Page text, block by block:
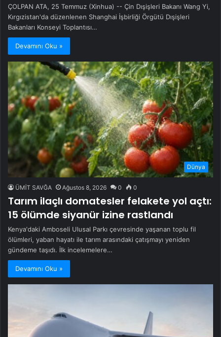
ÇOLPAN ATA, 25 Temmuz (Xinhua) -- Çin Dışişleri Bakanı Wang Yi,
Kırgızistan'da düzenlenen Shanghai İşbirliği Örgütü Dışişleri
Bakanları Konseyi Toplantısı…
Devamını Oku »
Dünya
ÜMİT SAVĞA Ağustos 8, 2026 0 0
Tarım ilaçlı domatesler felakete yol açtı:
15 ölümde siyanür izine rastlandı
Kenya'daki Amboseli Ulusal Parkı çevresinde yaşanan toplu fil
ölümleri, yaban hayatı ile tarım arasındaki çatışmayı yeniden
gündeme taşıdı. İlk incelemelere…
Devamını Oku »